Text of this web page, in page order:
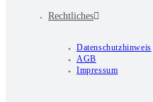
Rechtliches
Datenschutzhinweis
AGB
Impressum